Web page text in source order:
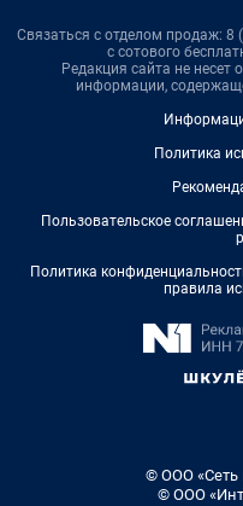
Связаться с отделом продаж: 8
с сотового
Редакция сайта не несет
информации,
Политика
Пользовательское
Политика
правила
© ООО «Сеть
© ООО